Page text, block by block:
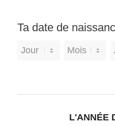
Ta date de
L'ANNÉE